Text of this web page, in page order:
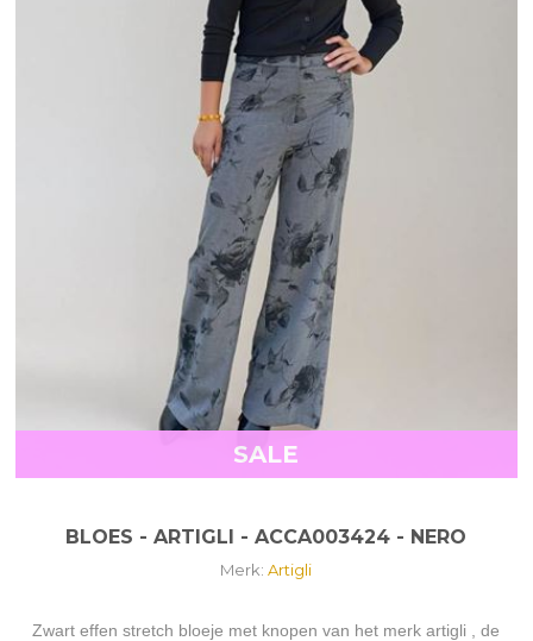
SALE
BLOES - ARTIGLI - ACCA003424 - NERO
Merk: Artigli
Zwart effen stretch bloeje met knopen van het merk artigli , de